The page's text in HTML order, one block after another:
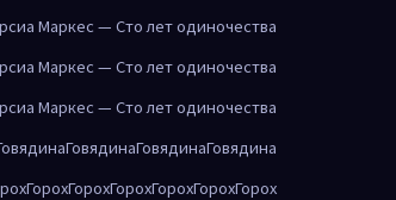
Маркес — Сто лет одиночества
Маркес — Сто лет одиночества
Маркес — Сто лет одиночества
ГовядинаГовядинаГовядина
ГорохГорохГорохГорохГорохГорох